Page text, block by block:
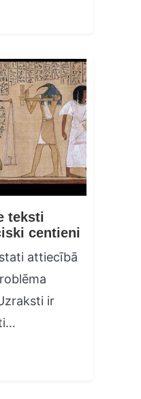
teksti
centieni
attiecībā
ir